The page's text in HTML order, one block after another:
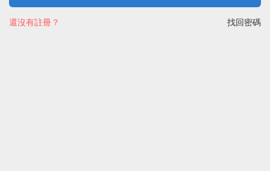
找回密碼
還沒有註冊？